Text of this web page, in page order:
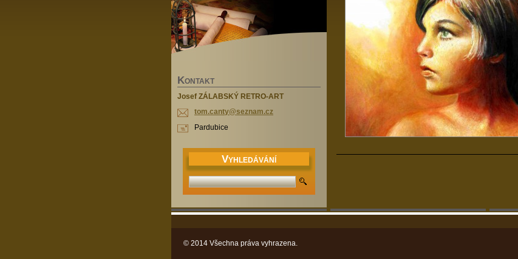
KONTAKT
Josef ZÁLABSKÝ RETRO-ART
tom.canty@seznam.cz
Pardubice
VYHLEDÁVÁNÍ
© 2014 Všechna práva vyhrazena.